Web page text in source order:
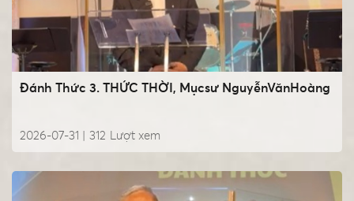
Đánh Thức 3. THỨC THỜI, Mụcsư NguyễnVănHoàng
2026-07-31 | Lượt xem
312